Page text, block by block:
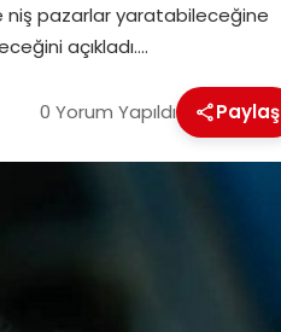
niş pazarlar yaratabileceğine
açıkladı….
0 Yorum Yapıldı Paylaş